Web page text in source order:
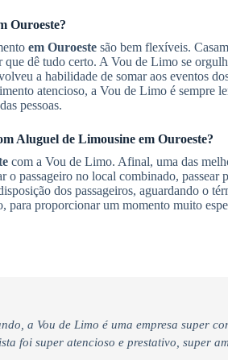
Ouroeste?
em Ouroeste são bem flexíveis.
dê tudo certo. A Vou de Limo se
a habilidade de somar aos eventos
atencioso, a Vou de Limo é sempre
pessoas.
Aluguel de Limousine em Ouroeste?
com a Vou de Limo. Afinal, uma das
o passageiro no local combinado, passear
dos passageiros, aguardando o
para proporcionar um momento muito
a Vou de Limo é uma empresa super
foi super atencioso e prestativo, super